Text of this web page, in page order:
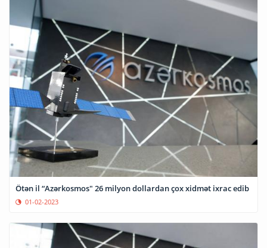
Ötən il “Azərkosmos" 26 milyon dollardan çox xidmət ixrac edib
01-02-2023